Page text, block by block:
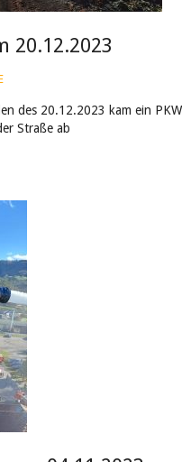
20.12.2023
des 20.12.2023 kam ein
Straße ab